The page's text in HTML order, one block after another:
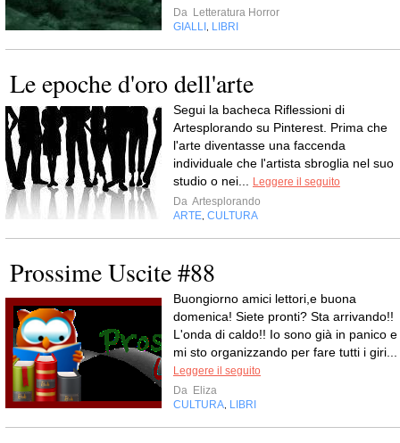
Da Letteratura Horror
GIALLI , LIBRI
Le epoche d'oro dell'arte
Segui la bacheca Riflessioni di
Artesplorando su Pinterest. Prima che
l'arte diventasse una faccenda
individuale che l'artista sbroglia nel suo
studio o nei... Leggere il seguito
Da Artesplorando
ARTE, CULTURA
Prossime Uscite #88
Buongiorno amici lettori,e buona
domenica! Siete pronti? Sta arrivando!!
L'onda di caldo!! Io sono già in panico e
mi sto organizzando per fare tutti i giri...
Leggere il seguito
Da Eliza
CULTURA, LIBRI